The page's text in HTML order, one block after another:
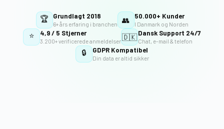
🏆 Grundlagt 2018
6+ års erfaring i branchen 👥 50.000+ Kunder
I Danmark og Norden
⭐ 4,9 / 5 Stjerner
3.200+ verificerede anmeldelser🇩🇰Dansk Support 24/7
Chat, e-mail & telefon
🔒 GDPR Kompatibel
Din data er altid sikker